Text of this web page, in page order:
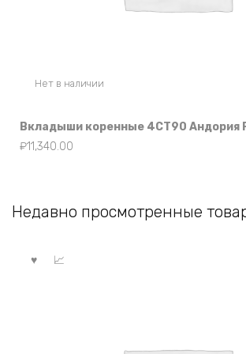
Нет в наличии
Вкладыши коренные 4СТ90 Андория
₽11,340.00
Недавно просмотренные